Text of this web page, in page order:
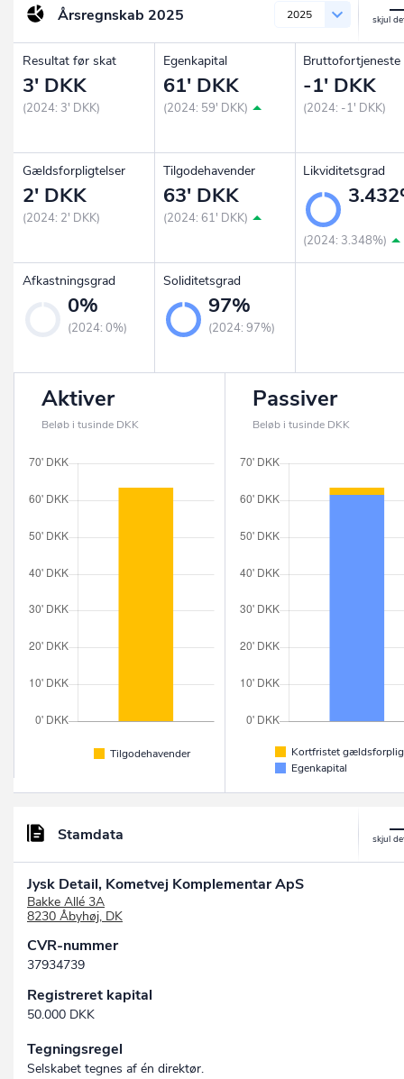
Årsregnskab 2025 2025
Resultat før skat
3' DKK
(2024: 3' DKK)
Egenkapital
61' DKK
(2024: 59' DKK)
Bruttofortjeneste
-1' DKK
(2024: -1' DKK)
Gældsforpligtelser
2' DKK
(2024: 2' DKK)
Tilgodehavender
63' DKK
(2024: 61' DKK)
Likviditetsgrad
(2024: 3.348%)
Afkastningsgrad
0%
(2024: 0%)
Soliditetsgrad
97%
(2024: 97%)
Aktiver
Beløb i tusinde DKK
Tilgodehavender
Passiver
Beløb i tusinde DKK
Kortfristet
Egenkapital
Stamdata
Jysk Detail, Kometvej Komplementar ApS
Bakke Allé 3A
8230 Åbyhøj, DK
CVR-nummer
37934739
Registreret kapital
50.000 DKK
Tegningsregel
Selskabet tegnes af én direktør.